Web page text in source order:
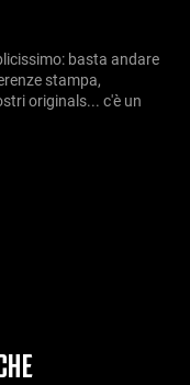
basta andare
stampa,
originals... c'è un